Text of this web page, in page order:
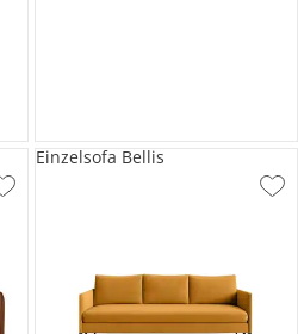
Einzelsofa Bellis